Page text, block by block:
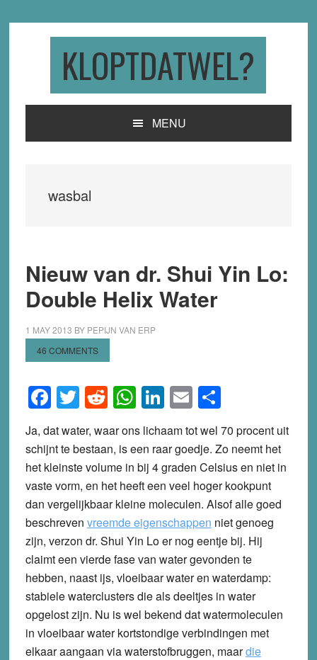
KLOPTDATWEL?
MENU
wasbal
Nieuw van dr. Shui Yin Lo:
Double Helix Water
1 MAY 2013 BY PEPIJN VAN ERP
46 COMMENTS
Facebook
Twitter
Reddit
WhatsApp
LinkedIn
EmailShare
Ja, dat water, waar ons lichaam tot wel 70 procent uit
schijnt te bestaan, is een raar goedje. Zo neemt het
het kleinste volume in bij 4 graden Celsius en niet in
vaste vorm, en het heeft een veel hoger kookpunt
dan vergelijkbaar kleine moleculen. Alsof alle goed
beschreven vreemde eigenschappen niet genoeg
zijn, verzon dr. Shui Yin Lo er nog eentje bij. Hij
claimt een vierde fase van water gevonden te
hebben, naast ijs, vloeibaar water en waterdamp:
stabiele waterclusters die als deeltjes in water
opgelost zijn. Nu is wel bekend dat watermoleculen
in vloeibaar water kortstondige verbindingen met
elkaar aangaan via waterstofbruggen, maardie